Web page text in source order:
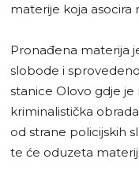
materije koja asocira
Pronađena materija
slobode i
stanice Olovo gdje je
kriminalistička
od strane policijskih
te će oduzeta